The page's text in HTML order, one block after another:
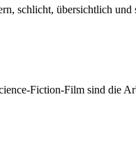
schlicht, übersichtlich
Fiction-Film sind die